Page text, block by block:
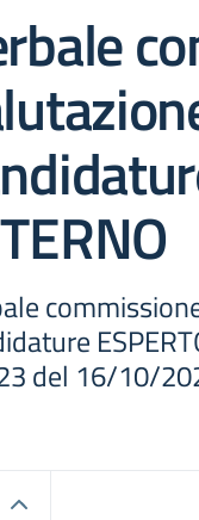
del 16/10/